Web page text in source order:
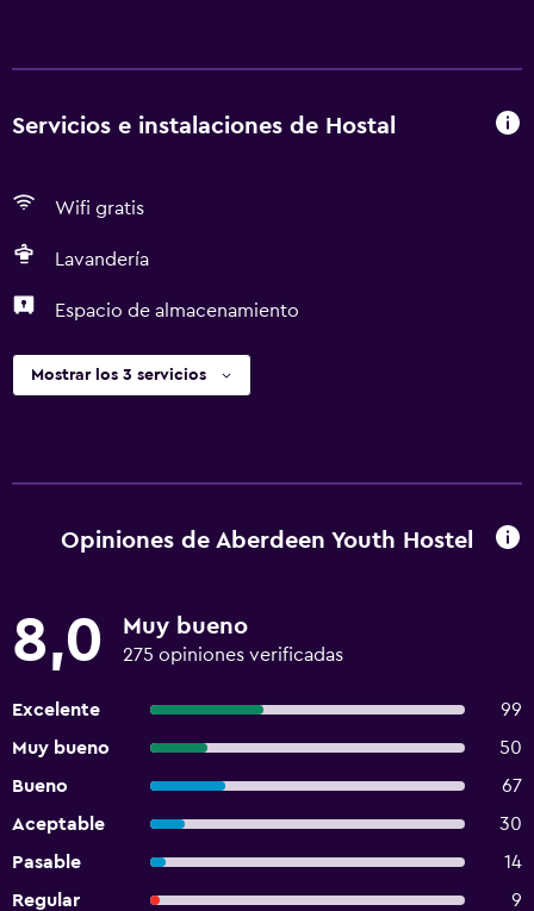
Servicios e instalaciones de Hostal
Wifi gratis
Lavandería
Espacio de almacenamiento
Mostrar los 3 servicios
Opiniones de Aberdeen Youth Hostel
8,0 Muy bueno
275 opiniones verificadas
Excelente
99
Muy bueno
50
Bueno
67
Aceptable
30
Pasable
14
Regular
9